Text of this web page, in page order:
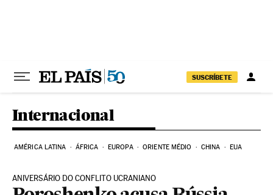
SUSCRÍBETE
Internacional
AMÉRICA LATINA ÁFRICA EUROPA ORIENTE MÉDIO CHINA EUA
ANIVERSÁRIO DO CONFLITO UCRANIANO